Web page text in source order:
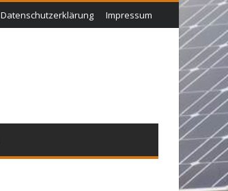
Datenschutzerklärung Impressum